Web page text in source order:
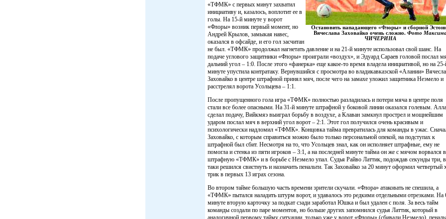
Остановить нападающего «Флоры» и сборной
Вячеслава Заховайко очень сложно. Фото
ЧИЧЕРИНА
«ТФМК» с первых минут захватил
инициативу и, казалось, воплотит ее в
голы. На 15-й минуте у ворот
«Флоры» возник первый момент, но
Андрей Крылов, замыкая навес,
оказался в офсайде, и его гол засчитан
не был. «ТФМК» продолжал нагнетать давление и на 21-й минуте использовал свой шанс. На
подаче углового защитники «Флоры» проиграли «воздух», и Эдуард Сараев головой послал
дальний угол – 1:0. После этого «фанерка» еще какое-то время владела инициативой, но на
минуте упустила контратаку. Вернувшийся с просмотра во владикавказской «Алании»
Заховайко в центре штрафной принял мяч, после чего на замахе уложил защитника Неэмело и
расстрелял ворота Усольцева – 1:1.
После пропущенного гола игра «ТФМК» полностью разладилась и потери мяча в центре поля
стали все более опасными. На 31-й минуте штрафной у боковой линии оказался голевым.
сделал подачу, Вийкмяэ выиграл борьбу в воздухе, а Клаван замкнул прострел и мощнейшим
ударом послал мяч в верхний угол ворот – 2:1. Этот гол получился очень красивым и
психологически надломил «ТФМК». Концовка тайма превратилась для команды в ужас.
Заховайко, с которым справиться можно было только персональной опекой, на подступах к
штрафной был сбит. Несмотря на то, что Усольцев знал, как он исполняет штрафные, ему не
помогла и стенка из пяти игроков – 3:1, а на последней минуте тайма он же с мячом ворвался в
штрафную «ТФМК» и в борьбе с Неэмело упал. Судья Райво Латтик, подождав секунды три,
таки решился свистнуть и назначить пенальти. Так Заховайко за 20 минут оформил четвертый
трик в первых 13 играх сезона.
Во втором тайме большую часть времени зрители скучали. «Флора» атаковать не спешила, а
«ТФМК» пытался наладить штурм ворот, и удавалось это редкими отдельными отрезками. На
минуте вторую карточку за подкат сзади заработал Юшка и был удален с поля. За весь тайм
команды создали по паре моментов, но больше других запомнился судья Латтик, который в
аналогичной первому тайму ситуации, только уже у ворот «Флоры» (сбивали Неэмело),